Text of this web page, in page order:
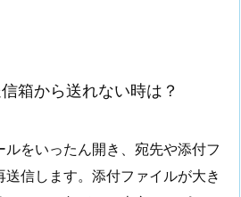
箱から送れない時は？
をいったん開き、宛先や添付フ
送信します。添付ファイルが大き